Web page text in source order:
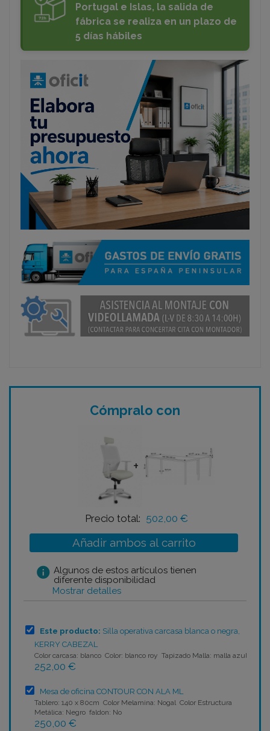
Portugal e Islas, la salida de
fábrica se realiza en un plazo de
5 días hábiles
Cómpralo con
+
Precio total: 502,00 €
Añadir ambos al carrito
info Algunos de estos artículos tienen
diferente disponibilidad
Mostrar detalles
Este producto: Silla operativa carcasa blanca o negra,
KERRY CABEZAL
Color carcasa: blanco Color: blanco roy Tapizado Malla: malla azul
252,00 €
Mesa de oficina CONTOUR CON ALA ML
Tablero: 140 x 80cm Color Melamina: Nogal Color Estructura
Metálica: Negro faldon: No
250,00 €